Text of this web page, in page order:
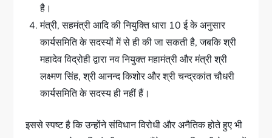
है।
मंत्री, सहमंत्री आदि की नियुक्ति धारा 10 ई के अनुसार
कार्यसमिति के सदस्यों में से ही की जा सकती है, जबकि श्री
महादेव विद्रोही द्वारा नव नियुक्त महामंत्री और मंत्री श्री
लक्ष्मण सिंह, श्री आनन्द किशोर और श्री चन्द्रकांत चौधरी
कार्यसमिति के सदस्य ही नहीं हैं।
इससे स्पष्ट है कि उन्होंने संविधान विरोधी और अनैतिक होते हुए भी